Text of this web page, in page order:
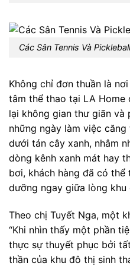
Các Sân Tennis Và
Không chỉ đơn thuần là
tâm thể thao tại LA
lại không gian thư giãn và
những ngày làm việc
dưới tán cây xanh, nhâm
dòng kênh xanh mát hay
bơi, khách hàng đã có
dưỡng ngay giữa lòng khu
Theo chị Tuyết Nga, một
“Khi nhìn thấy một phần
thực sự thuyết phục bởi
thần của khu đô thị sinh